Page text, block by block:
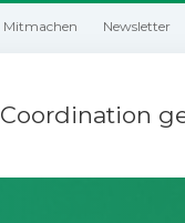
Mitmachen Newsletter
Coordination